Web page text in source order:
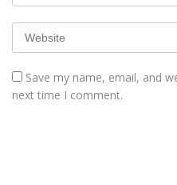
Save my name, email, and
next time I comment.